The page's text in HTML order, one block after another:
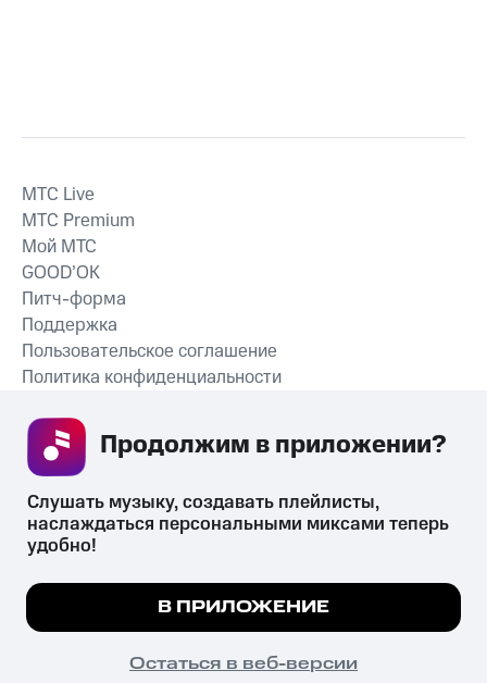
СКАЧАТЬ ПРИЛОЖЕНИЕ
MTС Live
MTС Premium
Мой МТС
GOOD’OK
Питч-форма
Поддержка
Пользовательское соглашение
Политика конфиденциальности
психотропных веществ, их аналогов причиняет вред здоровью,
их незаконный оборот запрещён и влечёт установленную
законодательством ответственность.
© 2026 ООО «КИОН».
Все права защищены
Мы используем куки, чтобы на сайте все
Подробнее
ПОНЯТНО
Слушать музыку, создавать плейлисты,
наслаждаться персональными миксами теперь
удобно!
В ПРИЛОЖЕНИЕ
Остаться в веб-версии